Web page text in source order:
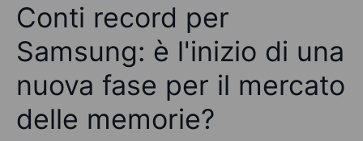
Conti record per
Samsung: è l'inizio di una
nuova fase per il mercato
delle memorie?